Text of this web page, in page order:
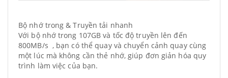
Bộ nhớ trong & Truyền tải nhanh
Với bộ nhớ trong 107GB và tốc độ truyền lên đến
800MB/s , bạn có thể quay và chuyển cảnh quay cùng
một lúc mà không cần thẻ nhớ, giúp đơn giản hóa quy
trình làm việc của bạn.